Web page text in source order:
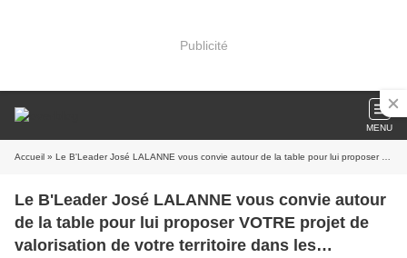
Publicité
MENU
Accueil » Le B'Leader José LALANNE vous convie autour de la table pour lui proposer VOTRE projet de valorisation de votre territoire dans les CARAIBES
Le B'Leader José LALANNE vous convie autour
de la table pour lui proposer VOTRE projet de
valorisation de votre territoire dans les